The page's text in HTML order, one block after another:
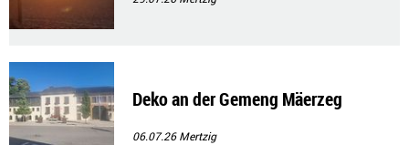
Deko an der Gemeng Mäerzeg
06.07.26Mertzig